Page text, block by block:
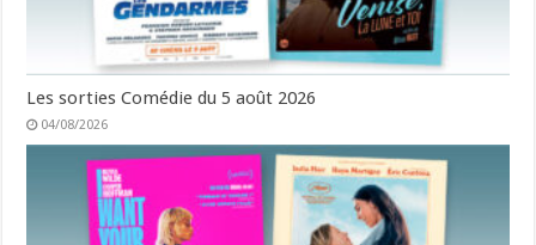
Les sorties Comédie du 5 août 2026
04/08/2026